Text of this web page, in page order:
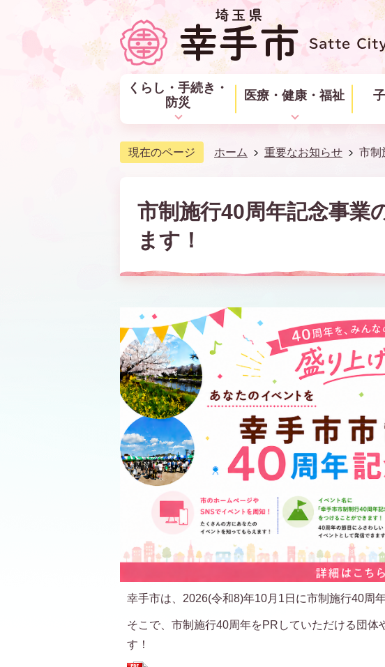
くらし・手続き・
防災
医療・健康・福祉
現在のページ ホーム 重要なお知らせ 市制
市制施行40周年記念事業
ます！
幸手市は、2026(令和8)年10月1日に市制施行40周年
そこで、市制施行40周年をPRしていただける団体
す！